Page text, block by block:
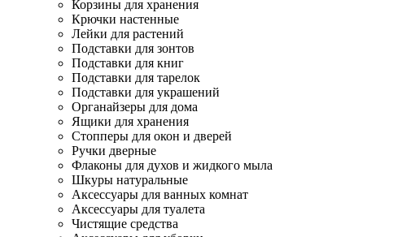
Корзины для хранения
Крючки настенные
Лейки для растений
Подставки для зонтов
Подставки для книг
Подставки для тарелок
Подставки для украшений
Органайзеры для дома
Ящики для хранения
Стопперы для окон и дверей
Ручки дверные
Флаконы для духов и жидкого мыла
Шкуры натуральные
Аксессуары для ванных комнат
Аксессуары для туалета
Чистящие средства